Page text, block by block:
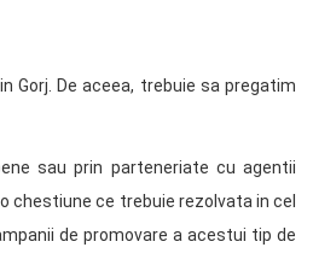
Gorj. De aceea, trebuie sa pregatim
sau prin parteneriate cu agentii
chestiune ce trebuie rezolvata in cel
de promovare a acestui tip de